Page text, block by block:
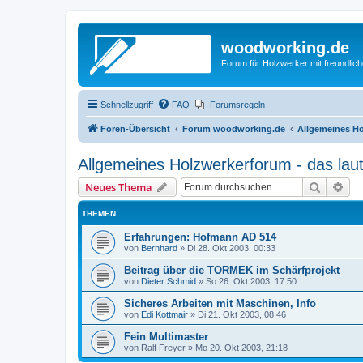
woodworking.de
Forum für Holzwerker mit
Schnellzugriff FAQ Forumsregeln
Foren-Übersicht Forum woodworking.de Allgemeines
Allgemeines Holzwerkerforum - das
Neues Thema Suche
THEMEN
Erfahrungen: Hofmann AD 514
von Bernhard » Di 28. Okt 2003, 00:33
Beitrag über die TORMEK im Schärfprojekt
von Dieter Schmid » So 26. Okt 2003, 17:50
Sicheres Arbeiten mit Maschinen, Info
von Edi Kottmair » Di 21. Okt 2003, 08:46
Fein Multimaster
von Ralf Freyer » Mo 20. Okt 2003, 21:18